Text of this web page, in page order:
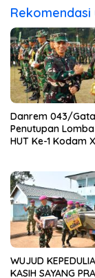
Rekomendasi
Danrem 043/
Penutupan
HUT Ke-1 Kodam
WUJUD
KASIH SAYANG PRAJURIT